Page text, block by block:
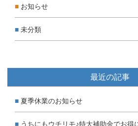
お知らせ
未分類
最近の記事
夏季休業のお知らせ
うちにもウチリモ♪特大補助金でお得